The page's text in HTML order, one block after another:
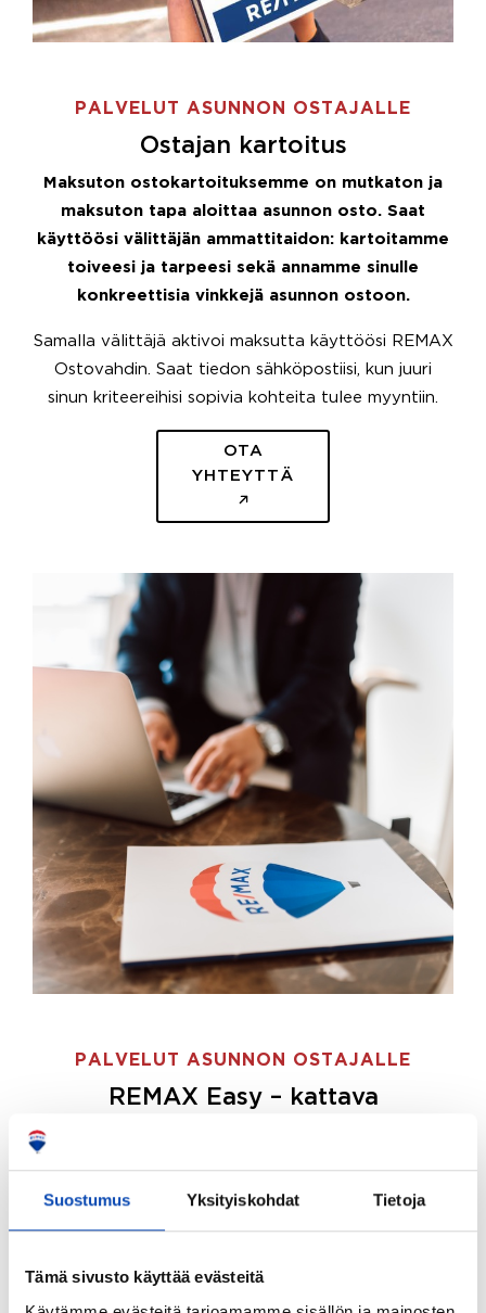
Suostumus Yksityiskohdat Tietoja
Tämä sivusto käyttää evästeitä
PALVELUT ASUNNON OSTAJALLE
Ostajan kartoitus
Maksuton ostokartoituksemme on mutkaton ja
maksuton tapa aloittaa asunnon osto. Saat
käyttöösi välittäjän ammattitaidon: kartoitamme
toiveesi ja tarpeesi sekä annamme sinulle
konkreettisia vinkkejä asunnon ostoon.
Samalla välittäjä aktivoi maksutta käyttöösi REMAX
Ostovahdin. Saat tiedon sähköpostiisi, kun juuri
sinun kriteereihisi sopivia kohteita tulee myyntiin.
OTA
YHTEYTTÄ
PALVELUT ASUNNON OSTAJALLE
REMAX Easy – kattava
ostajille.
Tee ostotoimeksianto ja etsimme juuri